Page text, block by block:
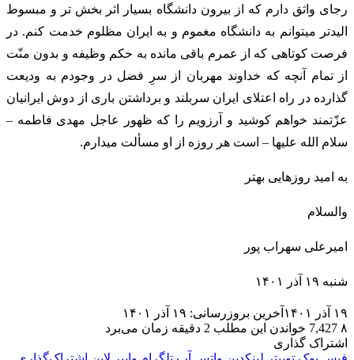
رجای واثق دارم که از بیرون دانشگاه بسیار اثر بخش تر و مبسوط
الیدتر میتوانم به دانشگاه مغموم و به ایران مظلوم خدمت کنم. در
فرصت کوتاهی که از عمرم باقی مانده به حکم وظیفه و بدون منّت
از تمام آنچه که خداوند مهربان از سرِ فضل در وجودم به ودیعت
گذارده در راه اعتلای ایران سربلند و برداشتن باری از دوش ایرانیان
عزّتمند خواهم کوشید و آرزویم را که ظهور عاجل مهدی فاطمه –
سلام الله علیها – است هر روزه از او مسألت میدارم.
به امید روزهایی بهتر
والسلام
امیرعلی سهراب پور
شنبه ۱۹ آذر ۱۴۰۱
۱۹ آذر ۱۴۰۱
آخرین بروزرسانی: ۱۹ آذر ۱۴۰۱
۸
خواندن این مطلب 2 دقیقه زمان می‌برد
اشتراک گذاری